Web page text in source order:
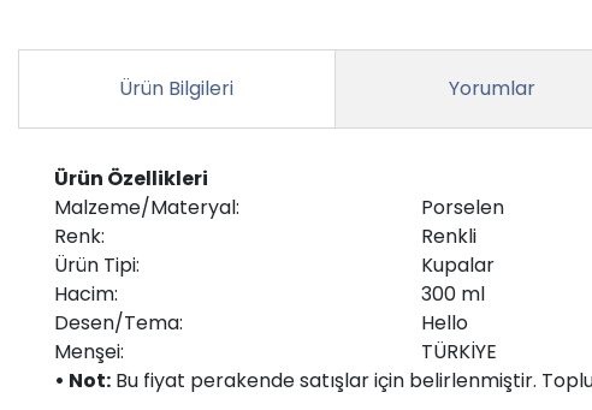
Ürün Bilgileri Yorumlar
Ürün Özellikleri
Malzeme/Materyal:
Porselen
Renk:
Renkli
Ürün Tipi:
Kupalar
Hacim:
300 ml
Desen/Tema:
Hello
Menşei:
TÜRKİYE
• Not: Bu fiyat perakende satışlar için belirlenmiştir.